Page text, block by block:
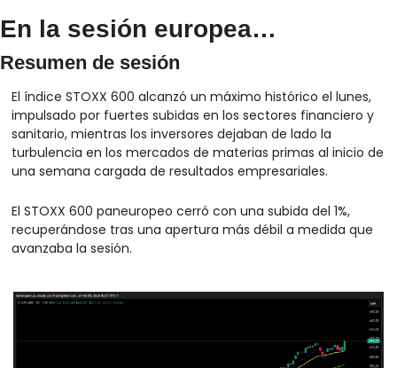
En la sesión europea…
Resumen de sesión
El índice STOXX 600 alcanzó un máximo histórico el lunes,
impulsado por fuertes subidas en los sectores financiero y
sanitario, mientras los inversores dejaban de lado la
turbulencia en los mercados de materias primas al inicio de
una semana cargada de resultados empresariales.
El STOXX 600 paneuropeo cerró con una subida del 1%,
recuperándose tras una apertura más débil a medida que
avanzaba la sesión.